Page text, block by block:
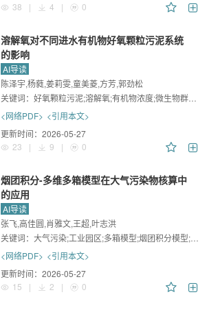
38
| 4 | 0
溶解氧对不同进水有机物好氧颗粒污泥系统
的影响
AI导读
陈泽宇,杨蕤,姜莉雯,童美菱,方芳,郭劲松
关键词： 好氧颗粒污泥;溶解氧;有机物浓度;微生物群落;功能预测
<网络PDF> <引用本文>
更新时间： 2026-05-27
23
| 9 | 0
烟团积分-多维多箱模型在大气污染物核算中
的应用
AI导读
张飞,高佳圆,肖雅文,王超,叶志洪
关键词： 大气污染;工业园区;多箱模型;烟团积分模型;环境容量
<网络PDF> <引用本文>
更新时间： 2026-05-27
15
| 2 | 0